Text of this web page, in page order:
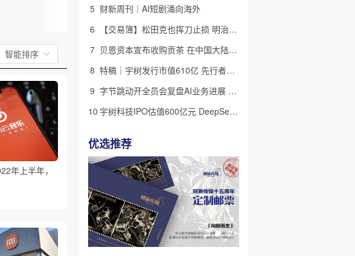
智能排序
年上半年，
5 财新周刊｜AI短剧涌向海外
6
【交易簿】松田克也挥刀止损 明治折戟中国乳业
7
贝恩资本宣布收购贡茶 在中国大陆无法注册商标后退出市场
8
特稿｜宇树发行市值610亿 先行者的加速和考验
9
字节跳动开全员会复盘AI业务进展 称大模型被海外竞对拉开差距
10
宇树科技IPO估值600亿元 DeepSeek参与战略配售
优选推荐